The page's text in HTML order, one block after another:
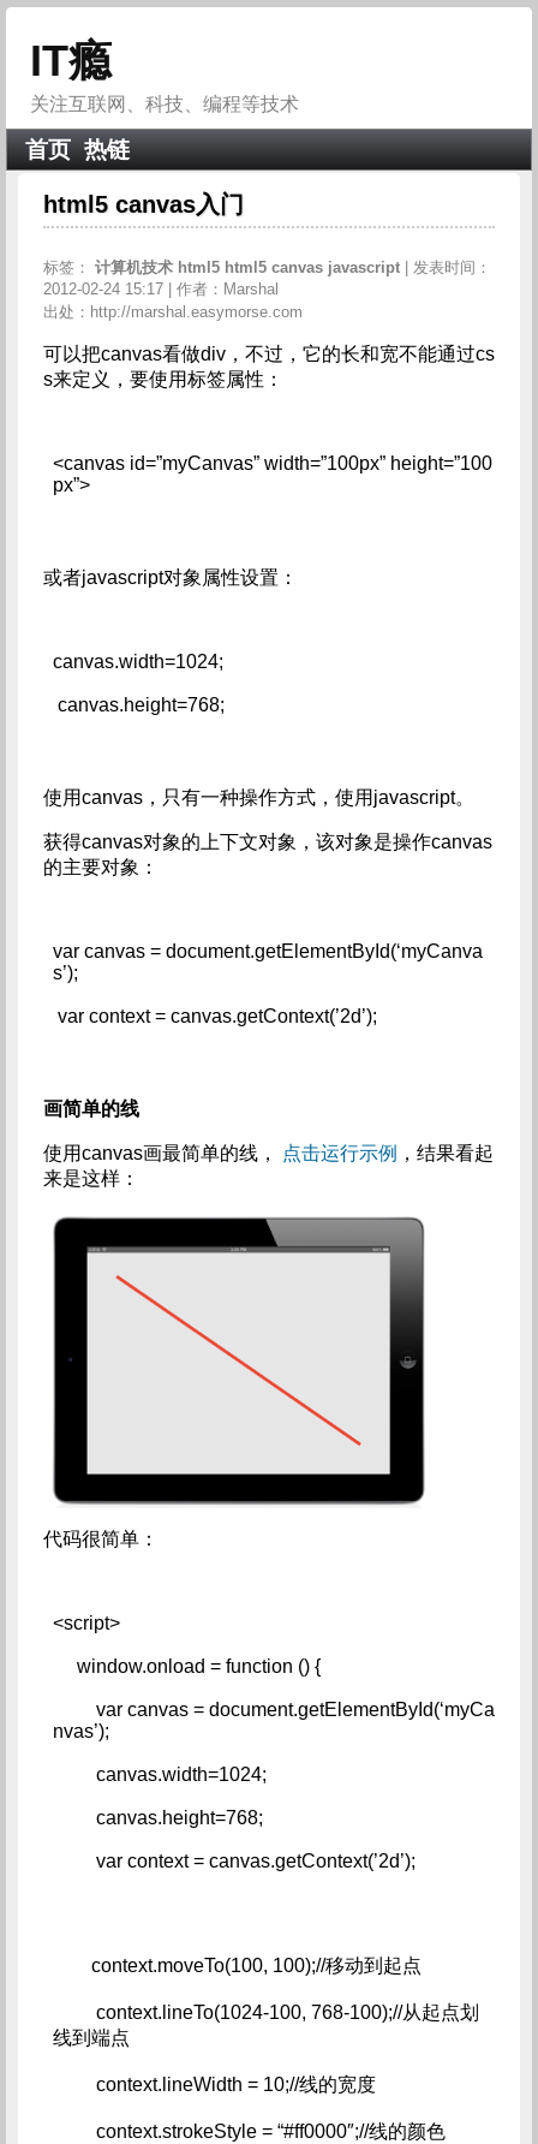
IT瘾
关注互联网、科技、编程等技术
首页 热链
html5 canvas入门
标签： 计算机技术 html5 html5 canvas javascript
| 发表时间：
2012-02-24 15:17 | 作者：Marshal
出处：http://marshal.easymorse.com
可以把canvas看做div，不过，它的长和宽不能通过cs
s来定义，要使用标签属性：
<canvas id=”myCanvas” width=”100px” height=”100
px”>
或者javascript对象属性设置：
canvas.width=1024;
canvas.height=768;
使用canvas，只有一种操作方式，使用javascript。
获得canvas对象的上下文对象，该对象是操作canvas
的主要对象：
var canvas = document.getElementById(‘myCanva
s’);
var context = canvas.getContext(’2d’);
画简单的线
使用canvas画最简单的线， 点击运行示例 ，结果看起
来是这样：
代码很简单：
<script>
window.onload = function () {
nvas’);
canvas.width=1024;
canvas.height=768;
var context = canvas.getContext(’2d’);
context.moveTo(100, 100);//移动到起点
线到端点
context.lineWidth = 10;//线的宽度
context.strokeStyle = “#ff0000″;//线的颜色